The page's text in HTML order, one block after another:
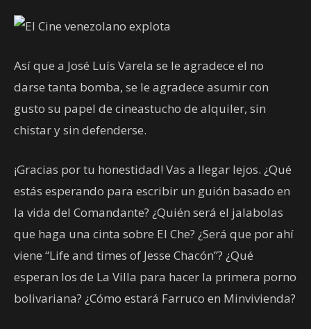
Así que a José Luís Varela se le agradece el no
darse tanta bomba, se le agradece asumir con
gusto su papel de cineastucho de alquiler, sin
chistar y sin defenderse.
¡Gracias por tu honestidad! Vas a llegar lejos. ¿Qué
estás esperando para escribir un guión basado en
la vida del Comandante? ¿Quién será el jalabolas
que haga una cinta sobre El Che? ¿Será que por ahí
viene “Life and times of Jesse Chacón”? ¿Qué
esperan los de La Villa para hacer la primera porno
bolivariana? ¿Cómo estará Farruco en Minvivienda?